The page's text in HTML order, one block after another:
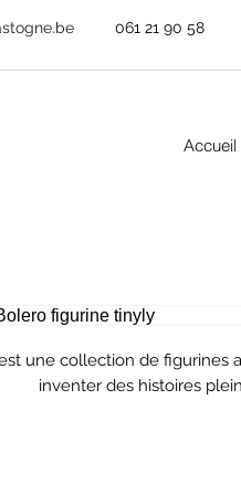
061 21 90 58
Accueil
une collection de figurines
inventer des histoires